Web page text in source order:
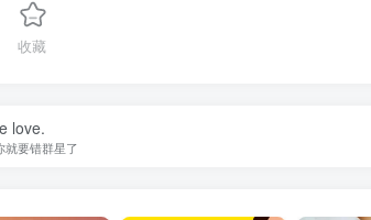
收藏
love.
就要错群星了